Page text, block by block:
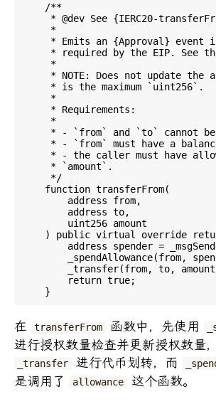
    /**
* @dev See {IERC20-
     *
* Emits an {Approval} event
* required by the EIP. See
     *
* NOTE: Does not update the
     * is the maximum `uint256`.
     *
     * Requirements:
     *
* - `from` and `to` cannot be
* - `from` must have a
* - the caller must have
     * `amount`.
     */
    function transferFrom(
        address from,
        address to,
        uint256 amount
) public virtual override
address spender =
_spendAllowance(from,
_transfer(from, to,
        return true;
在 transferFrom 函数中，先使用
进行授权数量检查并更新授权数量
_transfer 进行代币划转，而
是调用了
allowance 这个函数。